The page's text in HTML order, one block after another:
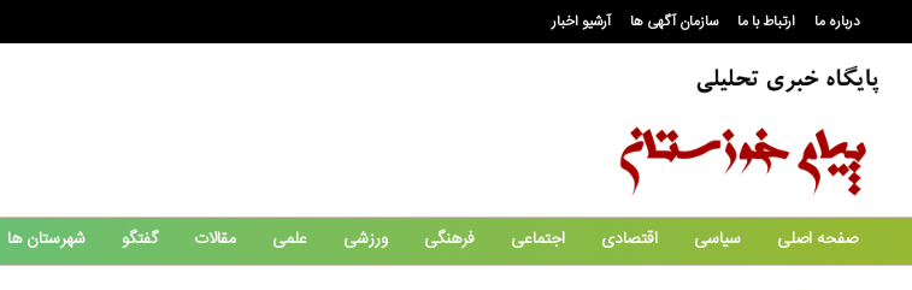
درباره ما ارتباط با ما سازمان آگهی ها آرشیو اخبار
صفحه اصلی سیاسی اقتصادی اجتماعی فرهنگی ورزشی علمی مقالات گفتگو شهرستان ها